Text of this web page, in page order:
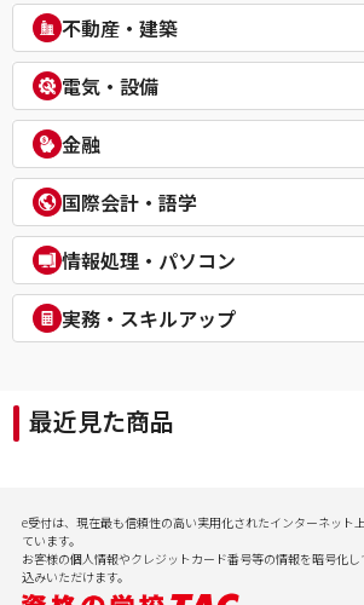
経理・財務スキル検定（FASS）
簿記チャンピオン大会
知的財産管理技能検定®
公務員（心理系）
警察官・消防官
公務員（国家総合職）
公務員（外交官 (外務省専門職)）
公務員（経験者採用・氷河期採用）
教員採用試験
教員資格認定試験
社会保険労務士
衛生管理者
中小企業診断士
ビジネスマネジャー検定試験®
統計検定®/ビジネス数学検定・数学検定・
企業経営アドバイザー
ＤＸ経営アドバイザー
経営承継アドバイザー
事業再生士補
不動産・建築
不動産鑑定士
宅地建物取引士
建築士
１級建築施工管理技士
マンション管理士／管理業務主任者
賃貸不動産経営管理士
１級土木施工管理技士
電気・設備
電気主任技術者（電験二種／三種）
電気工事士
危険物取扱者
消防設備士
１級電気工事施工管理技士
第三種冷凍機械責任者
二級ボイラー技士
金融
FP（ファイナンシャルプランナー）
証券アナリスト
CFA®
証券外務員
プライベートバンカー(PB)
DCプランナー
貸金業務取扱主任者
国際会計・語学
米国公認会計士（USCPA）
米国税理士（EA）
米国公認管理会計士（USCMA）
公認内部監査人（CIA）
TOEIC® L&R TEST対策講座
情報処理・パソコン
情報処理
パソコンスクール（パソコンビジネススキル
実務・スキルアップ
病院経営実務
社会保険労務士実務
記憶力（アクティブ・ブレイン）
会計実務
最近見た商品
e受付は、現在最も信頼性の高い実用化されたインターネット
ています。
お客様の個人情報やクレジットカード番号等の情報を暗号化
込みいただけます。